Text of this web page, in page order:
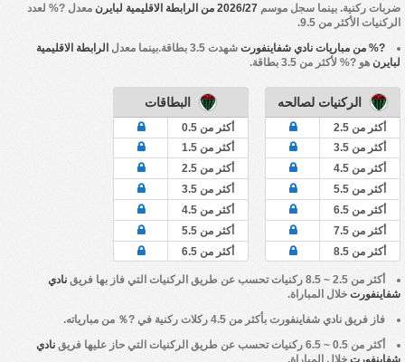
ضربات ركنية. بينما سجل موسم 2026/27 من الرابطة الاقليمية لبايرن
معدل ?% لعدد
الركنيات الأكثر من 9.5.
?% من مباريات نادي شفاينفورتشهدت 3.5 بطاقة.بينما معدل
الرابطة الاقليمية
لبايرن هو ?% لأكثر من 3.5 بطاقة.
الركنيات لصالحه
أكثر من 2.5
أكثر من 3.5
أكثر من 4.5
أكثر من 5.5
أكثر من 6.5
أكثر من 7.5
أكثر من 8.5
البطاقات
أكثر من 0.5
أكثر من 1.5
أكثر من 2.5
أكثر من 3.5
أكثر من 4.5
أكثر من 5.5
أكثر من 6.5
أكثر من 2.5 ~ 8.5 ركنيات تحسب عن طريق الركنيات التي فاز بها فريق
نادي
شفاينفورت خلال المباراة.
فاز فريق نادي شفاينفورتبأكثر من 4.5 ركلات ركنية في ?％ من مبارياته.
أكثر من 0.5 ~ 6.5 ركنيات تحسب عن طريق الركنيات التي حاز عليها فريق
نادي
شفاينفورت خلال المباراة.